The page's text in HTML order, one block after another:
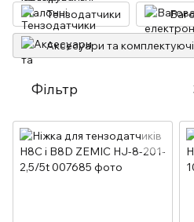
Тензодатчики
Аксесуари та
Фільтр